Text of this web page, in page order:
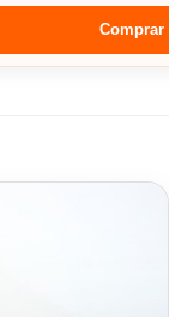
Comprar